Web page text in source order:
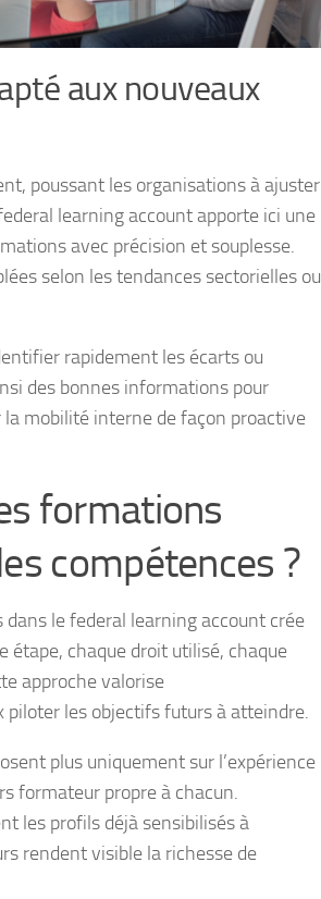
aux nouveaux
poussant les organisations à ajuster
learning account apporte ici une
avec précision et souplesse.
selon les tendances sectorielles ou
rapidement les écarts ou
des bonnes informations pour
mobilité interne de façon proactive
formations
compétences ?
le federal learning account crée
étape, chaque droit utilisé, chaque
approche valorise
les objectifs futurs à atteindre.
plus uniquement sur l’expérience
formateur propre à chacun.
les profils déjà sensibilisés à
rendent visible la richesse de